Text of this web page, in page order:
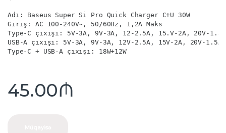
Adı: Baseus Super Si Pro Quick Charger C+U 30W
Giriş: AC 100-240V~, 50/60Hz, 1,2A Maks
Type-C çıxışı: 5V-3A, 9V-3A, 12-2.5A, 15.V-2A, 20V-1.5A
USB-A çıxışı: 5V-3A, 9V-3A, 12V-2.5A, 15V-2A, 20V-1.5A
Type-C + USB-A çıxışı: 18W+12W
45.00₼